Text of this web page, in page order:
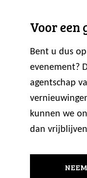
Voor een
Bent u dus
evenement?
agentschap
kunnen we
dan